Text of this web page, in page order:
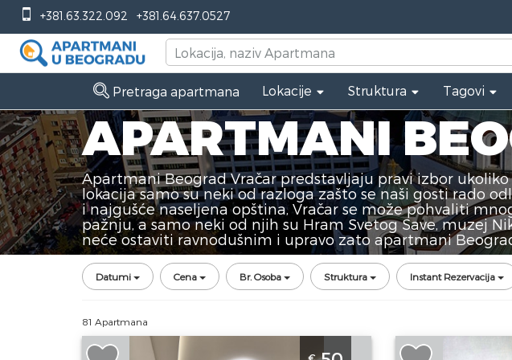
+381.63.322.092 +381.64.637.0527
APARTMANI
Apartmani Beograd Vračar predstavljaju pravi izbor
lokacija samo su neki od razloga zašto se naši gosti rado
i najgušće naseljena opština, Vračar se može pohvaliti
pažnju, a samo neki od njih su Hram Svetog Save, muzej
neće ostaviti ravnodušnim i upravo zato apartmani
Pretraga apartmana Lokacije Struktura Tagovi
Datumi Cena Br. Osoba Struktura Instant Rezervacija
81 Apartmana
Studio Apartman Slavija Corner 1
Studio